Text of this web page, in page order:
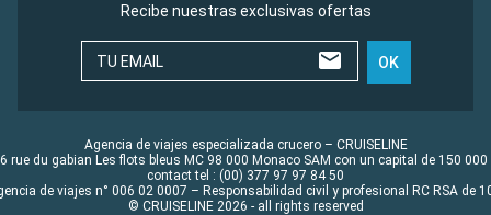
Recibe nuestras exclusivas ofertas
TU EMAIL OK
Agencia de viajes especializada crucero – CRUISELINE
rue du gabian Les flots bleus MC 98 000 Monaco SAM con un capital de 150 000
contact tel : (00) 377 97 97 84 50
de viajes n° 006 02 0007 – Responsabilidad civil y profesional RC RSA de
© CRUISELINE 2026 - all rights reserved